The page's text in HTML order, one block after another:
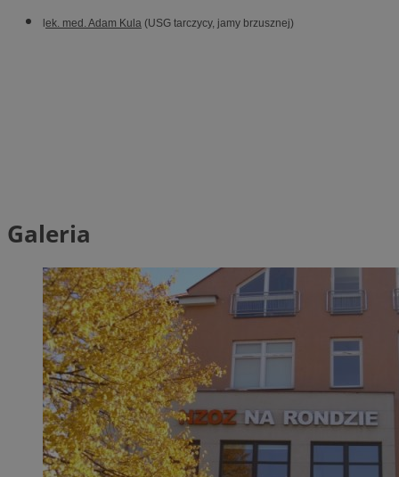
ek. med. Adam Kula (USG tarczycy, jamy brzusznej)
Galeria